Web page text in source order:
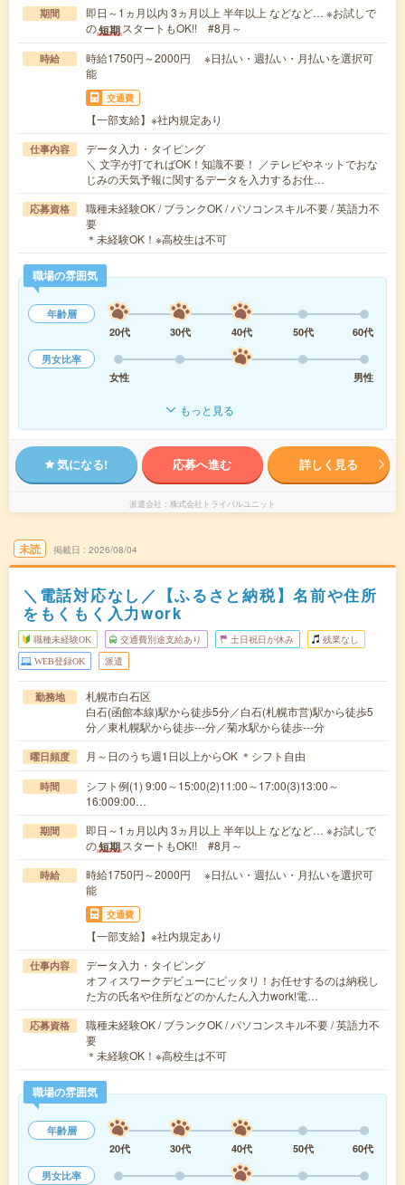
期間
即日～1ヵ月以内 3ヵ月以上 半年以上 などなど… ※お試しで
の短期 スタートもOK!! #8月～
時給
時給1750円～2000円 ※日払い・週払い・月払いを選択可
能
交通費
【一部支給】※社内規定あり
仕事内容
データ入力・タイピング
＼ 文字が打てればOK！知識不要！ ／テレビやネットでおな
じみの天気予報に関するデータを入力するお仕…
応募資格
職種未経験OK / ブランクOK / パソコンスキル不要 / 英語力不
要
＊未経験OK！※高校生は不可
職場の雰囲気
年齢層
20代
30代 40代 50代
60代
男女比率
女性
男性
もっと見る
気になる! 応募へ進む 詳しく見る
派遣会社 株式会社トライバルユニット
未読 掲載日 2026/08/04
＼電話対応なし／【ふるさと納税】名前や住所
をもくもく入力work
職種未経験OK 交通費別途支給あり 土日祝日が休み 残業なし
WEB登録OK 派遣
勤務地
札幌市白石区
白石(函館本線)駅から徒歩5分／白石(札幌市営)駅から徒歩5
分／東札幌駅から徒歩---分／菊水駅から徒歩---分
曜日頻度 月～日のうち週1日以上からOK ＊シフト自由
時間
シフト例(1) 9:00～15:00(2)11:00～17:00(3)13:00～
16:009:00…
期間
即日～1ヵ月以内 3ヵ月以上 半年以上 などなど… ※お試しで
の短期 スタートもOK!! #8月～
時給
時給1750円～2000円 ※日払い・週払い・月払いを選択可
能
交通費
【一部支給】※社内規定あり
仕事内容
データ入力・タイピング
オフィスワークデビューにピッタリ！お任せするのは納税し
た方の氏名や住所などのかんたん入力work!電…
応募資格
職種未経験OK / ブランクOK / パソコンスキル不要 / 英語力不
要
＊未経験OK！※高校生は不可
職場の雰囲気
年齢層
20代
30代 40代 50代
60代
男女比率